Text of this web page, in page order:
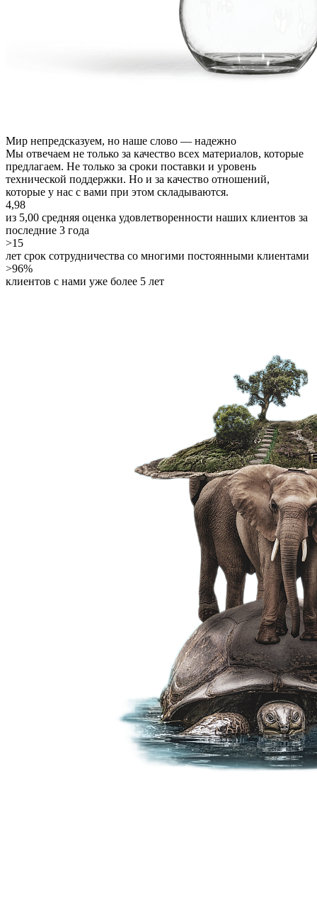
Мир непредсказуем, но наше слово — надежно
Мы отвечаем не только за качество всех материалов, которые
предлагаем. Не только за сроки поставки и уровень
технической поддержки. Но и за качество отношений,
которые у нас с вами при этом складываются.
4,98
из 5,00 средняя оценка удовлетворенности наших клиентов за
последние 3 года
>15
лет срок сотрудничества со многими постоянными клиентами
>96%
клиентов с нами уже более 5 лет